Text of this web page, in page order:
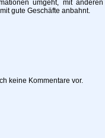
umgeht, mit
gute Geschäfte anbahnt.
keine Kommentare vor.